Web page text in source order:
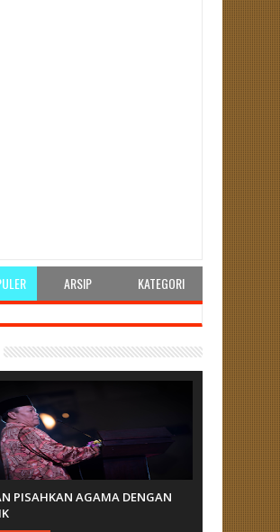
ARSIP KATEGORI
PISAHKAN AGAMA DENGAN